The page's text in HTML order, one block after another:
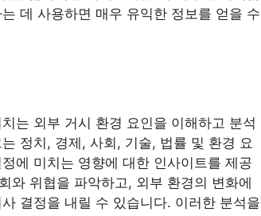
데 사용하면 매우 유익한 정보를 얻을 수
는 외부 거시 환경 요인을 이해하고 분석
정치, 경제, 사회, 기술, 법률 및 환경 요
에 미치는 영향에 대한 인사이트를 제공
와 위협을 파악하고, 외부 환경의 변화에
결정을 내릴 수 있습니다. 이러한 분석을